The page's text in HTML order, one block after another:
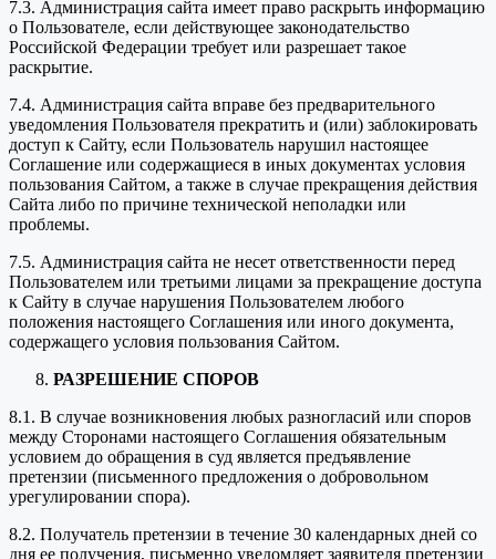
7.3. Администрация сайта имеет право раскрыть информацию
о Пользователе, если действующее законодательство
Российской Федерации требует или разрешает такое
раскрытие.
7.4. Администрация сайта вправе без предварительного
уведомления Пользователя прекратить и (или) заблокировать
доступ к Сайту, если Пользователь нарушил настоящее
Соглашение или содержащиеся в иных документах условия
пользования Сайтом, а также в случае прекращения действия
Сайта либо по причине технической неполадки или
проблемы.
7.5. Администрация сайта не несет ответственности перед
Пользователем или третьими лицами за прекращение доступа
к Сайту в случае нарушения Пользователем любого
положения настоящего Соглашения или иного документа,
содержащего условия пользования Сайтом.
РАЗРЕШЕНИЕ СПОРОВ
8.1. В случае возникновения любых разногласий или споров
между Сторонами настоящего Соглашения обязательным
условием до обращения в суд является предъявление
претензии (письменного предложения о добровольном
урегулировании спора).
8.2. Получатель претензии в течение 30 календарных дней со
дня ее получения, письменно уведомляет заявителя претензии